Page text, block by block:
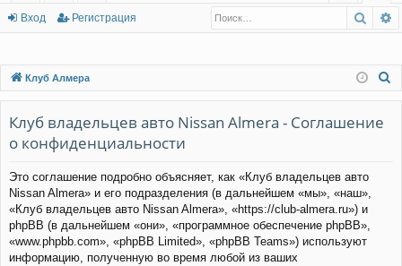
с
лк
и
о
м
ы
ол
ов
ат
ел
ег
тр
ац
ия
Вход Регистрация
Клуб Алмера
Клуб владельцев авто Nissan Almera - Соглашение
о конфиденциальности
Это соглашение подробно объясняет, как «Клуб владельцев авто
Nissan Almera» и его подразделения (в дальнейшем «мы», «наш»,
«Клуб владельцев авто Nissan Almera», «https://club-almera.ru») и
phpBB (в дальнейшем «они», «программное обеспечение phpBB»,
«www.phpbb.com», «phpBB Limited», «phpBB Teams») используют
информацию, полученную во время любой из ваших